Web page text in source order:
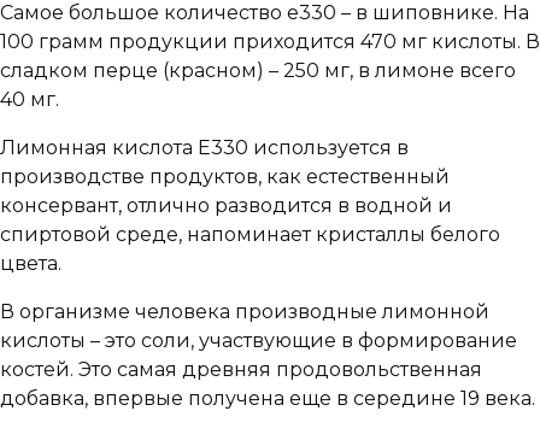
Самое большое количество е330 – в шиповнике. На
100 грамм продукции приходится 470 мг кислоты. В
сладком перце (красном) – 250 мг, в лимоне всего
40 мг.
Лимонная кислота Е330 используется в
производстве продуктов, как естественный
консервант, отлично разводится в водной и
спиртовой среде, напоминает кристаллы белого
цвета.
В организме человека производные лимонной
кислоты – это соли, участвующие в формирование
костей. Это самая древняя продовольственная
добавка, впервые получена еще в середине 19 века.